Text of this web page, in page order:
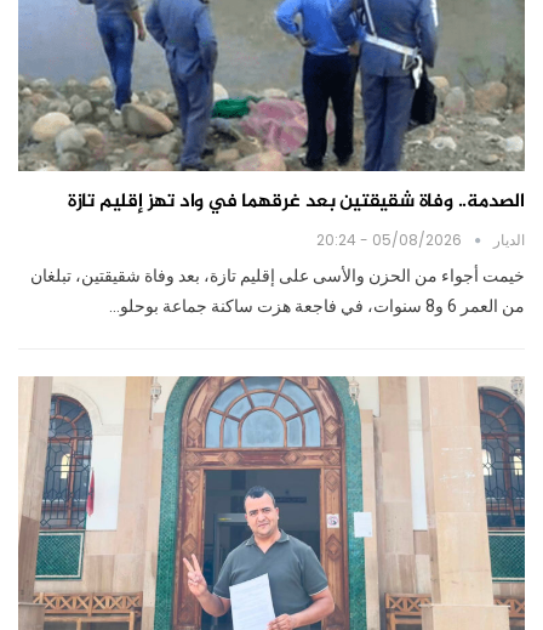
الصدمة.. وفاة شقيقتين بعد غرقهما في واد تهز إقليم تازة
الديار 05/08/2026 - 20:24
خيمت أجواء من الحزن والأسى على إقليم تازة، بعد وفاة شقيقتين، تبلغان
من العمر 6 و8 سنوات، في فاجعة هزت ساكنة جماعة بوحلو…